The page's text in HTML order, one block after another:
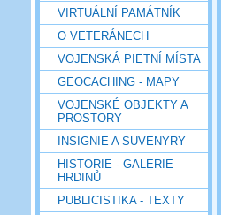
VIRTUÁLNÍ PAMÁTNÍK
O VETERÁNECH
VOJENSKÁ PIETNÍ MÍSTA
GEOCACHING - MAPY
VOJENSKÉ OBJEKTY A
PROSTORY
INSIGNIE A SUVENYRY
HISTORIE - GALERIE
HRDINŮ
PUBLICISTIKA - TEXTY